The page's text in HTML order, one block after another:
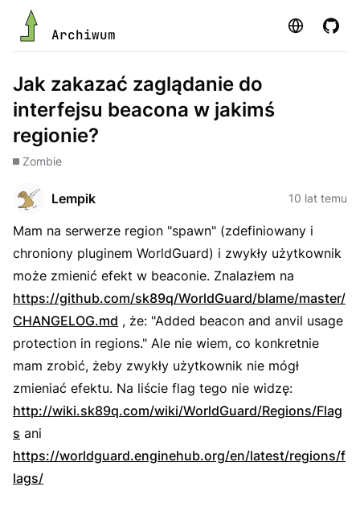
Archiwum Strona
Jak zakazać zaglądanie do
interfejsu beacona w jakimś
regionie?
Zombie
Lempik 10 lat temu
Mam na serwerze region "spawn" (zdefiniowany i
chroniony pluginem WorldGuard) i zwykły użytkownik
może zmienić efekt w beaconie. Znalazłem na
https://github.com/sk89q/WorldGuard/blame/master/
CHANGELOG.md , że: "Added beacon and anvil usage
protection in regions." Ale nie wiem, co konkretnie
mam zrobić, żeby zwykły użytkownik nie mógł
zmieniać efektu. Na liście flag tego nie widzę:
http://wiki.sk89q.com/wiki/WorldGuard/Regions/Flag
s ani
https://worldguard.enginehub.org/en/latest/regions/f
lags/